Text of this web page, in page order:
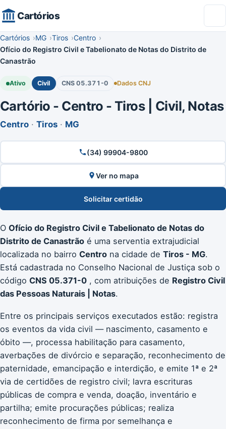
Cartórios
Cartórios MG Tiros
Centro
Ofício do Registro Civil e Tabelionato de Notas do Distrito de
Canastrão
Ativo Civil CNS 05.371-0 Dados CNJ
Cartório - Centro - Tiros | Civil, Notas
Centro · Tiros · MG
(34) 99904-9800
Ver no mapa
Solicitar certidão
O Ofício do Registro Civil e Tabelionato de Notas do
Distrito de Canastrão é uma serventia extrajudicial
localizada no bairro Centro na cidade de Tiros - MG.
Está cadastrada no Conselho Nacional de Justiça sob o
código CNS 05.371-0 , com atribuições de Registro Civil
das Pessoas Naturais | Notas.
Entre os principais serviços executados estão: registra
os eventos da vida civil — nascimento, casamento e
óbito —, processa habilitação para casamento,
averbações de divórcio e separação, reconhecimento de
paternidade, emancipação e interdição, e emite 1ª e 2ª
via de certidões de registro civil; lavra escrituras
públicas de compra e venda, doação, inventário e
partilha; emite procurações públicas; realiza
reconhecimento de firma por semelhança e